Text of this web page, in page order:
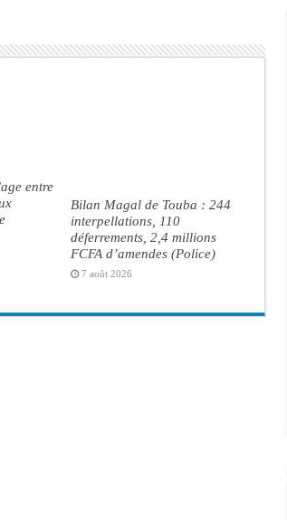
entre
Bilan Magal de Touba : 244
interpellations, 110
déferrements, 2,4 millions
FCFA d’amendes (Police)
7 août 2026